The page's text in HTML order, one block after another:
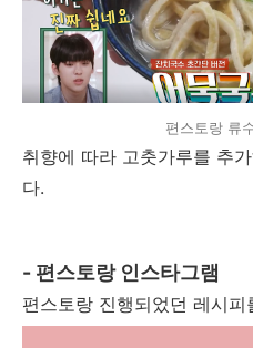
편스토랑 류
취향에 따라 고춧가루를 추
다.
- 편스토랑 인스타그램
편스토랑 진행되었던 레시